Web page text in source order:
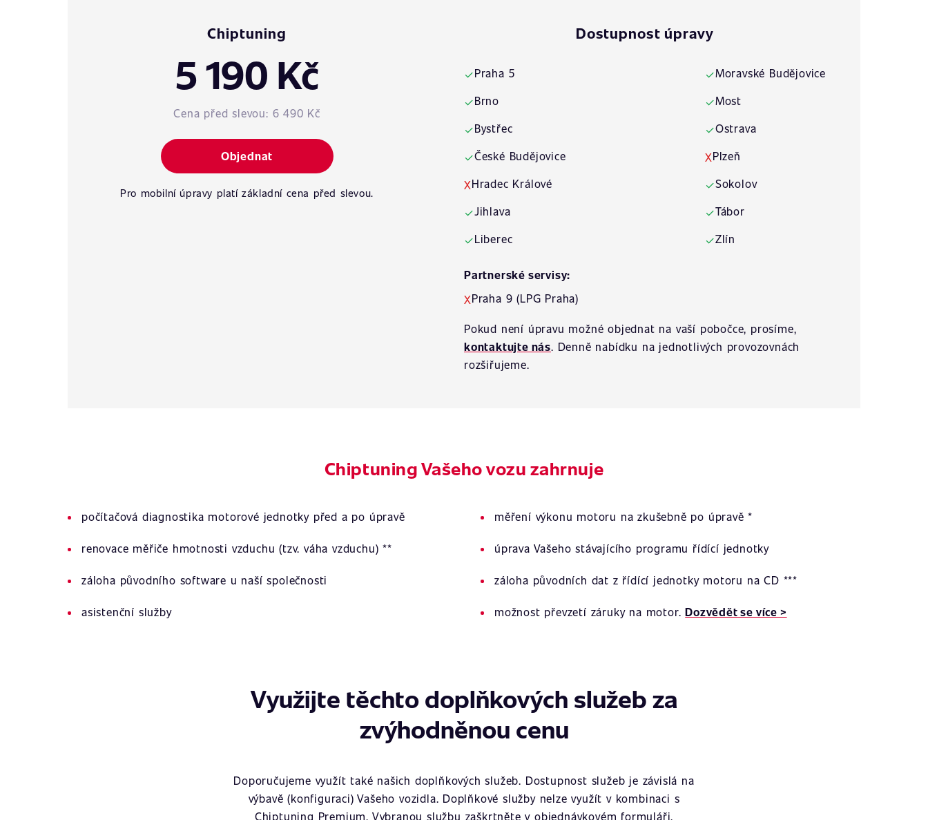
Chiptuning
5 190 Kč
Cena před slevou: 6 490 Kč
Objednat
Pro mobilní úpravy platí základní cena před slevou.
Dostupnost úpravy
✓Praha 5
✓Brno
✓Bystřec
✓České Budějovice
XHradec Králové
✓Jihlava
✓Liberec
✓Moravské Budějovice
✓Most
✓Ostrava
XPlzeň
✓Sokolov
✓Tábor
✓Zlín
Partnerské servisy:
XPraha 9 (LPG Praha)
Pokud není úpravu možné objednat na vaší pobočce, prosíme,
kontaktujte nás. Denně nabídku na jednotlivých provozovnách
rozšiřujeme.
Chiptuning Vašeho vozu zahrnuje
počítačová diagnostika motorové jednotky před a po úpravě měření výkonu motoru na zkušebně po úpravě *
renovace měřiče hmotnosti vzduchu (tzv. váha vzduchu) ** úprava Vašeho stávajícího programu řídící jednotky
záloha původního software u naší společnosti záloha původních dat z řídící jednotky motoru na CD ***
asistenční služby možnost převzetí záruky na motor.Dozvědět se více >
Využijte těchto doplňkových služeb za
zvýhodněnou cenu
Doporučujeme využít také našich doplňkových služeb. Dostupnost služeb je závislá na
výbavě (konfiguraci) Vašeho vozidla. Doplňkové služby nelze využít v kombinaci s
Chiptuning Premium. Vybranou službu zaškrtněte v objednávkovém formuláři.